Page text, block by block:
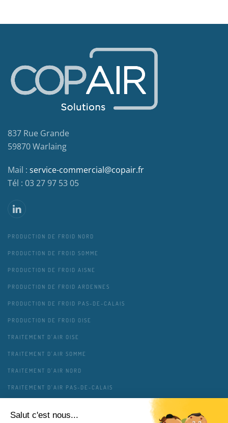
837 Rue Grande
59870 Warlaing
Mail : service-commercial@copair.fr
Tél : 03 27 97 53 05
PRODUCTION DE FROID NORD
PRODUCTION DE FROID SOMME
PRODUCTION DE FROID AISNE
PRODUCTION DE FROID ARDENNES
PRODUCTION DE FROID PAS-DE-CALAIS
PRODUCTION DE FROID OISE
TRAITEMENT D'AIR OISE
TRAITEMENT D'AIR SOMME
TRAITEMENT D'AIR NORD
TRAITEMENT D'AIR PAS-DE-CALAIS